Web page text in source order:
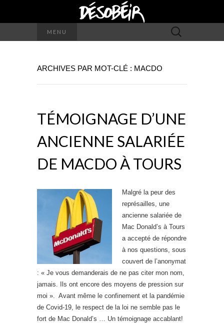
MENU Rechercher :
ARCHIVES PAR MOT-CLÉ : MACDO
TÉMOIGNAGE D’UNE
ANCIENNE SALARIÉE
DE MACDO À TOURS
Malgré la peur des
représailles, une
ancienne salariée de
Mac Donald’s à Tours
a accepté de répondre
à nos questions, sous
couvert de l’anonymat
: « Je vous demanderais de ne pas citer mon nom,
jamais. Ils ont encore des moyens de pression sur
moi ». Avant même le confinement et la pandémie
de Covid-19, le respect de la loi ne semble pas le
fort de Mac Donald’s … Un témoignage accablant!